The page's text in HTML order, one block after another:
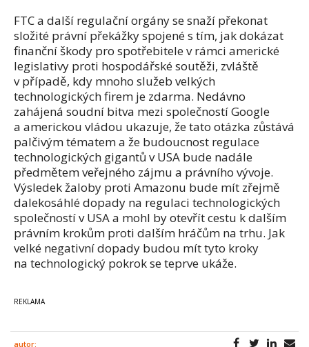
FTC a další regulační orgány se snaží překonat
složité právní překážky spojené s tím, jak dokázat
finanční škody pro spotřebitele v rámci americké
legislativy proti hospodářské soutěži, zvláště
v případě, kdy mnoho služeb velkých
technologických firem je zdarma. Nedávno
zahájená soudní bitva mezi společností Google
a americkou vládou ukazuje, že tato otázka zůstává
palčivým tématem a že budoucnost regulace
technologických gigantů v USA bude nadále
předmětem veřejného zájmu a právního vývoje.
Výsledek žaloby proti Amazonu bude mít zřejmě
dalekosáhlé dopady na regulaci technologických
společností v USA a mohl by otevřít cestu k dalším
právním krokům proti dalším hráčům na trhu. Jak
velké negativní dopady budou mít tyto kroky
na technologický pokrok se teprve ukáže.
autor: